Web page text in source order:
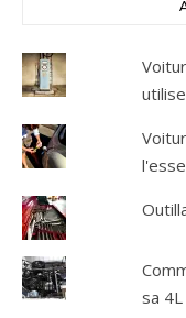
sa 4L